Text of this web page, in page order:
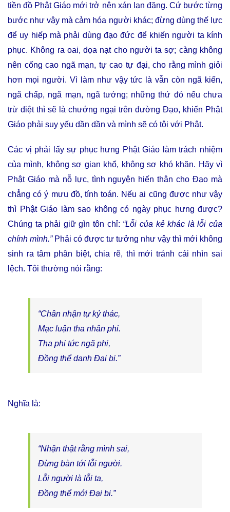
tiền đồ Phật Giáo mới trở nên xán lạn đặng. Cứ bước từng
bước như vậy mà cảm hóa người khác; đừng dùng thế lực
để uy hiếp mà phải dùng đạo đức để khiến người ta kính
phục. Không ra oai, dọa nạt cho người ta sợ; càng không
nên cống cao ngã mạn, tự cao tự đại, cho rằng mình giỏi
hơn mọi người. Vì làm như vậy tức là vẫn còn ngã kiến,
ngã chấp, ngã mạn, ngã tướng; những thứ đó nếu chưa
trừ diệt thì sẽ là chướng ngại trên đường Ðạo, khiến Phật
Giáo phải suy yếu dần dần và mình sẽ có tội với Phật.
Các vị phải lấy sự phục hưng Phật Giáo làm trách nhiệm
của mình, không sợ gian khổ, không sợ khó khăn. Hãy vì
Phật Giáo mà nỗ lực, tình nguyện hiến thân cho Ðạo mà
chẳng có ý mưu đồ, tính toán. Nếu ai cũng được như vậy
thì Phật Giáo làm sao không có ngày phục hưng được?
Chúng ta phải giữ gìn tôn chỉ: “Lỗi của kẻ khác là lỗi của
chính mình.”Phải có được tư tưởng như vậy thì mới không
sinh ra tâm phân biệt, chia rẽ, thì mới tránh cái nhìn sai
lệch. Tôi thường nói rằng:
“Chân nhận tự kỷ thác,
Mạc luận tha nhân phi.
Tha phi tức ngã phi,
Ðồng thể danh Ðại bi.”
Nghĩa là:
“Nhận thật rằng mình sai,
Ðừng bàn tới lỗi người.
Lỗi người là lỗi ta,
Ðồng thể mới Ðại bi.”